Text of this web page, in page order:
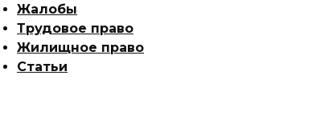
Жалобы
Трудовое право
Жилищное право
Статьи